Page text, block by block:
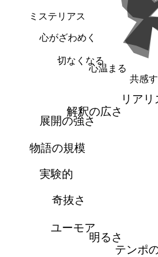
共感
心温まる
切なくなる
心がざわめく
ミステリアス
リアリ
テンポ
明るさ
ユーモア
奇抜さ
実験的
物語の規模
展開の強さ
解釈の広さ